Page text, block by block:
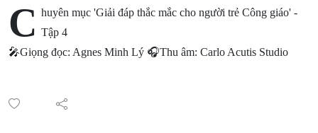
C huyên mục 'Giải đáp thắc mắc cho người trẻ Công giáo' -
Tập 4
🎤Giọng đọc: Agnes Minh Lý 🎧Thu âm: Carlo Acutis Studio